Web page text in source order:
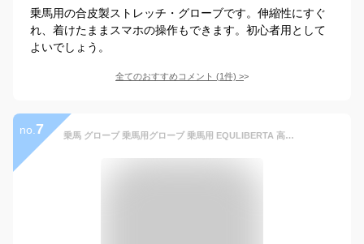
乗馬用の合皮製ストレッチ・グローブです。伸縮性にすぐ
れ、着けたままスマホの操作もできます。初心者用として
よいでしょう。
全てのおすすめコメント (1件) >
no. 7 乗馬 グローブ 乗馬用グローブ 乗馬用 EQULIBERTA 高機能タイトフィット合皮グローブ 乗馬グローブ 乗馬用手袋 レディース メンズ ジュニア 男性 女性 子供 手袋 乗馬用品 馬具 エクリベルタ 乗馬用品ジョセス